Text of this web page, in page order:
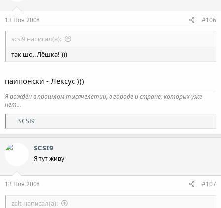
13 Ноя 2008 #106
scsi9 написал(а):
так шо.. Лёшка! )))
паипонски - Лексус )))
Я рождён в прошлом тысячелетии, в городе и стране, которых уже
нет...
Р
е
а
:
SCSI9
SCSI9
Я тут живу
13 Ноя 2008 #107
zalt написал(а):